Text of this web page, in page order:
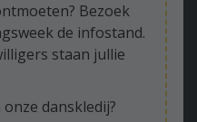
Bezoek
de infostand.
staan jullie
danskledij?